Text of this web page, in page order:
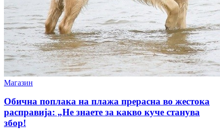
Магазин
Обична поплака на плажа прерасна во жестока
расправија: „Не знаете за какво куче станува
збор!